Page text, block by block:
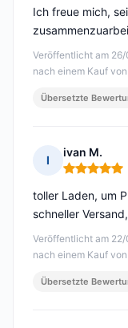
Veröffentlicht am
nach einem Kauf
Ich freue mich,
Übersetzte
I
ivan M.
Hinweis: 5
Veröffentlicht am
nach einem Kauf
toller Laden, um
schneller
Übersetzte